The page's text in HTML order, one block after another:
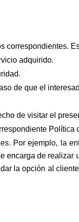
correspondientes.
adquirido.
de que el
de visitar el
Política
Por ejemplo, la
encarga de realizar
la opción al